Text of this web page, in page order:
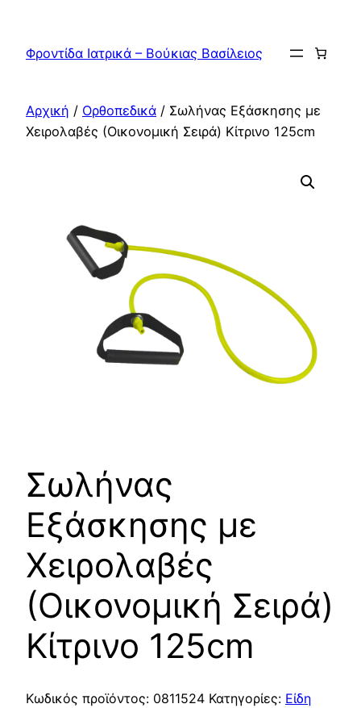
περιεχόμενο
Φροντίδα Ιατρικά – Βούκιας Βασίλειος
Αρχική / Ορθοπεδικά / Σωλήνας Εξάσκησης με
Χειρολαβές (Οικονομική Σειρά) Kίτρινο 125cm
Σωλήνας
Εξάσκησης με
Χειρολαβές
(Οικονομική Σειρά)
Kίτρινο 125cm
Κωδικός προϊόντος: 0811524 Κατηγορίες: Είδη